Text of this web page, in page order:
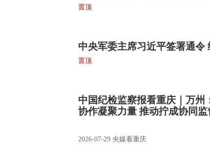
置顶
中央军委主席习近平签署通令
置顶
中国纪检监察报看重庆｜万州
协作凝聚力量 推动拧成协同
2026-07-29 央媒看重庆